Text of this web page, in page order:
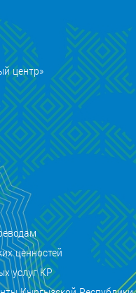
центр»
ценностей
услуг КР